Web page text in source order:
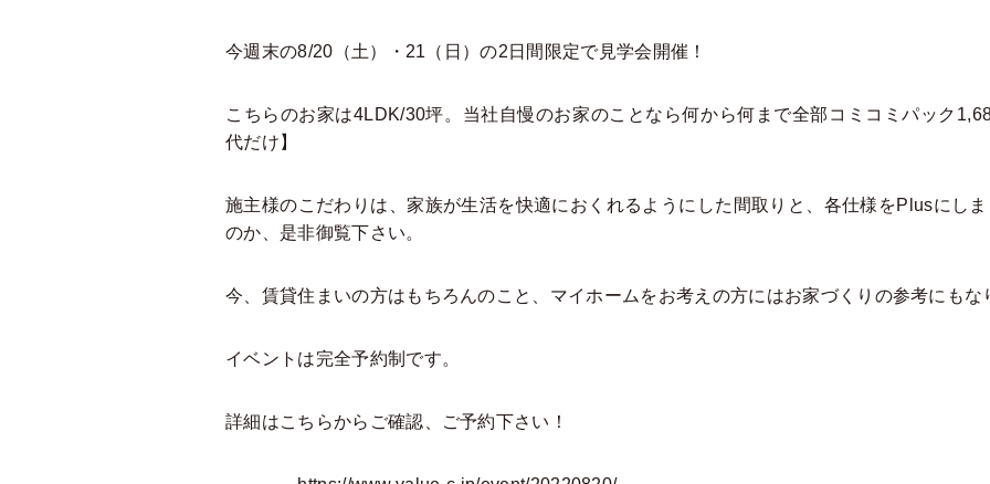
今週末の8/20（土）・21（日）の2日間限定で見学会開催！
こちらのお家は4LDK/30坪。当社自慢のお家のことなら何から何まで全部コミコミパック
代だけ】
施主様のこだわりは、家族が生活を快適におくれるようにした間取りと、各仕様をPlusにし
のか、是非御覧下さい。
今、賃貸住まいの方はもちろんのこと、マイホームをお考えの方にはお家づくりの参考にもな
イベントは完全予約制です。
詳細はこちらからご確認、ご予約下さい！